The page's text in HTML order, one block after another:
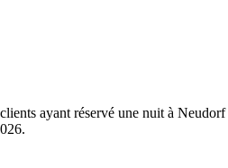
ayant réservé une nuit à
.